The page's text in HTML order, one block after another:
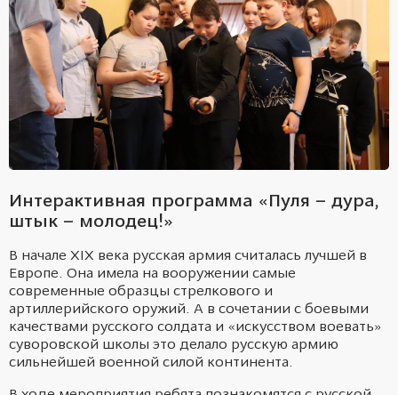
Интерактивная программа «Пуля – дура,
штык – молодец!»
В начале XIX века русская армия считалась лучшей в
Европе. Она имела на вооружении самые
современные образцы стрелкового и
артиллерийского оружий. А в сочетании с боевыми
качествами русского солдата и «искусством воевать»
суворовской школы это делало русскую армию
сильнейшей военной силой континента.